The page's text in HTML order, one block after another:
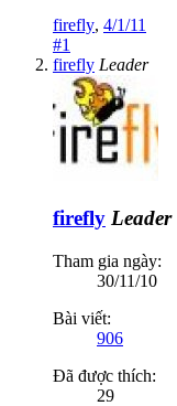
firefly, 4/1/11
#1
firefly Leader
firefly Leader
Tham gia ngày:
30/11/10
Bài viết:
906
Đã được thích:
29